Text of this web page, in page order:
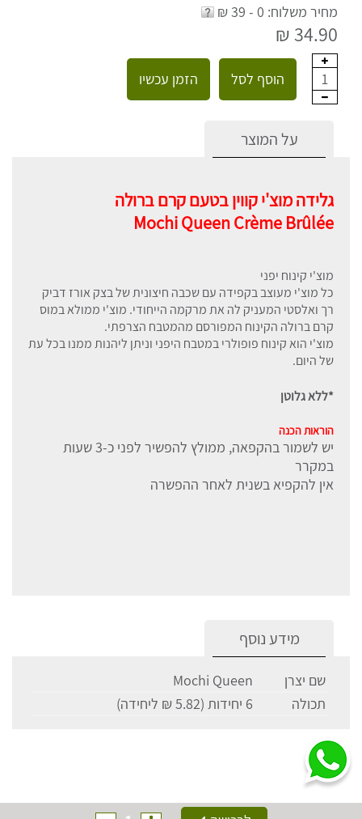
מחיר משלוח: 0 - 39 ₪
34.90 ₪
1 הוסף לסל הזמן עכשיו
על המוצר
גלידה מוצ'י קווין בטעם קרם ברולה
Mochi Queen Crème Brûlée
מוצ'י קינוח יפני
כל מוצ'י מעוצב בקפידה עם שכבה חיצונית של בצק אורז דביק
רך ואלסטי המעניק לה את מרקמה הייחודי. מוצ'י ממולא במוס
קרם ברולה הקינוח המפורסם מהמטבח הצרפתי.
מוצ'י הוא קינוח פופולרי במטבח היפני וניתן ליהנות ממנו בכל עת
של היום.
*ללא גלוטן
הוראות הכנה
יש לשמור בהקפאה, ממולץ להפשיר לפני כ-3 שעות
במקרר
אין להקפיא בשנית לאחר ההפשרה
מידע נוסף
שם יצרן
Mochi Queen
תכולה
6 יחידות (5.82 ₪ ליחידה)